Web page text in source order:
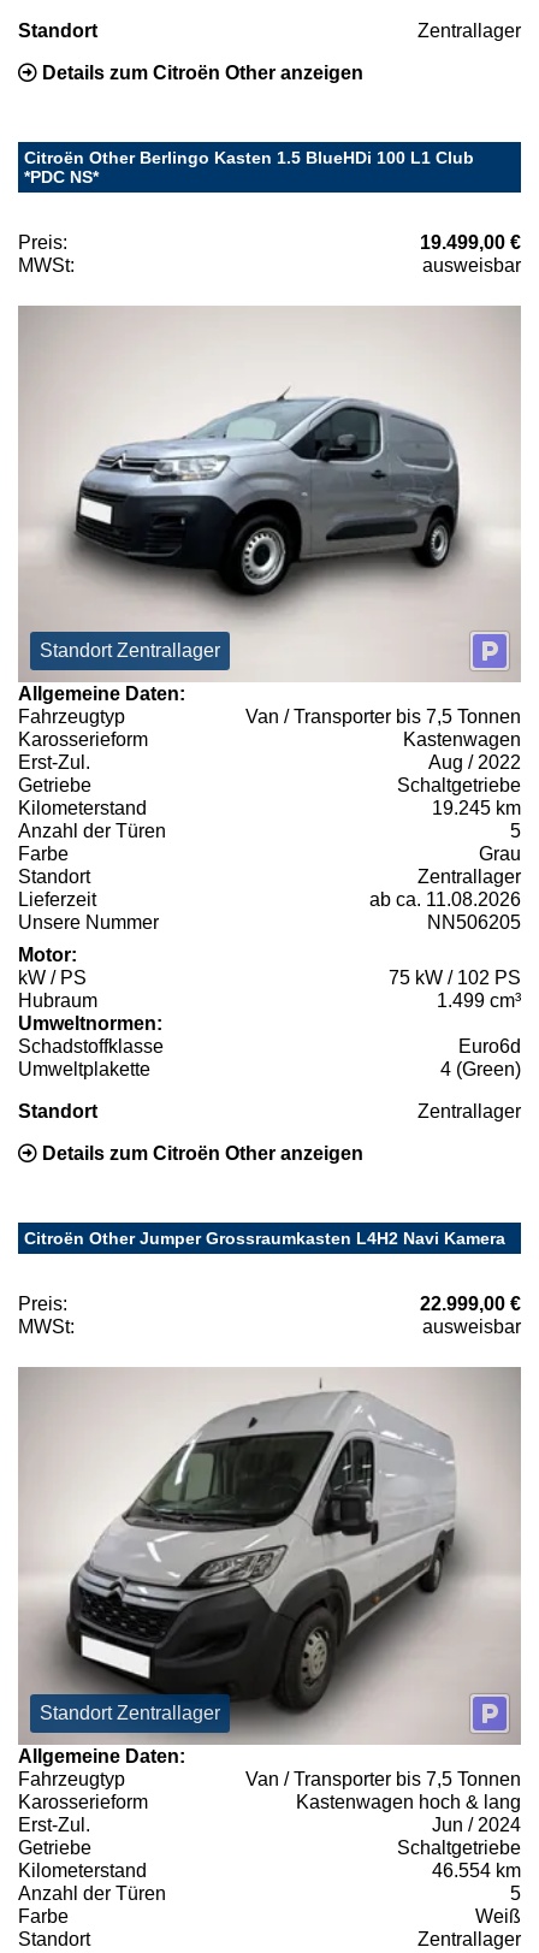
Standort Zentrallager
Details zum Citroën Other anzeigen
Citroën Other Berlingo Kasten 1.5 BlueHDi 100 L1 Club
*PDC NS*
Preis:
19.499,00 €
MWSt:
ausweisbar
Standort Zentrallager
Allgemeine Daten:
Fahrzeugtyp
Van / Transporter bis 7,5 Tonnen
Karosserieform
Kastenwagen
Erst-Zul.
Aug / 2022
Getriebe
Schaltgetriebe
Kilometerstand
19.245 km
Anzahl der Türen
5
Farbe
Grau
Standort
Zentrallager
Lieferzeit
ab ca. 11.08.2026
Unsere Nummer
NN506205
Motor:
kW / PS
75 kW / 102 PS
Hubraum
1.499 cm³
Umweltnormen:
Schadstoffklasse
Euro6d
Umweltplakette
4 (Green)
Standort Zentrallager
Details zum Citroën Other anzeigen
Citroën Other Jumper Grossraumkasten L4H2 Navi Kamera
Preis:
22.999,00 €
MWSt:
ausweisbar
Standort Zentrallager
Allgemeine Daten:
Fahrzeugtyp
Van / Transporter bis 7,5 Tonnen
Karosserieform
Kastenwagen hoch & lang
Erst-Zul.
Jun / 2024
Getriebe
Schaltgetriebe
Kilometerstand
46.554 km
Anzahl der Türen
5
Farbe
Weiß
Standort
Zentrallager